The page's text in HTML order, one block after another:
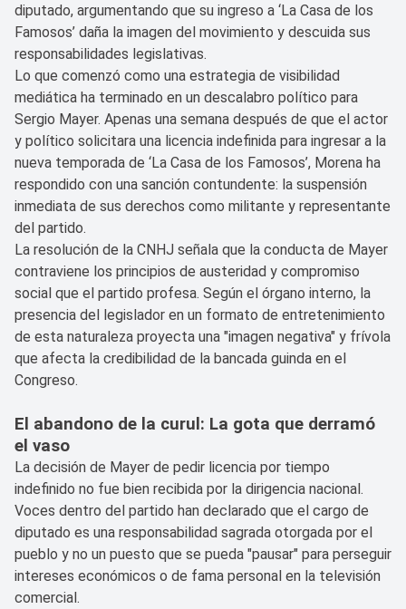
diputado, argumentando que su ingreso a ‘La Casa de los
Famosos’ daña la imagen del movimiento y descuida sus
responsabilidades legislativas.
Lo que comenzó como una estrategia de visibilidad
mediática ha terminado en un descalabro político para
Sergio Mayer. Apenas una semana después de que el actor
y político solicitara una licencia indefinida para ingresar a la
nueva temporada de ‘La Casa de los Famosos’, Morena ha
respondido con una sanción contundente: la suspensión
inmediata de sus derechos como militante y representante
del partido.
La resolución de la CNHJ señala que la conducta de Mayer
contraviene los principios de austeridad y compromiso
social que el partido profesa. Según el órgano interno, la
presencia del legislador en un formato de entretenimiento
de esta naturaleza proyecta una "imagen negativa" y frívola
que afecta la credibilidad de la bancada guinda en el
Congreso.
El abandono de la curul: La gota que derramó
el vaso
La decisión de Mayer de pedir licencia por tiempo
indefinido no fue bien recibida por la dirigencia nacional.
Voces dentro del partido han declarado que el cargo de
diputado es una responsabilidad sagrada otorgada por el
pueblo y no un puesto que se pueda "pausar" para perseguir
intereses económicos o de fama personal en la televisión
comercial.